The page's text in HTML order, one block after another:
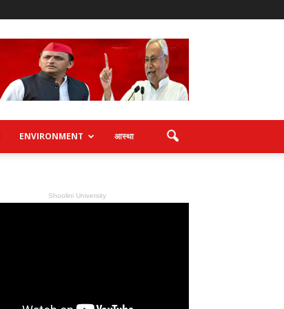
ENVIRONMENT आस्था
Shoolini University